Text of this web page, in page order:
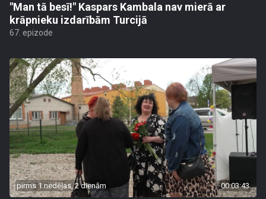
"Man tā besī!" Kaspars Kambala nav mierā ar
krāpnieku izdarībām Turcijā
67. epizode
pirms 1 nedēļas, 2 dienām 00:03:43